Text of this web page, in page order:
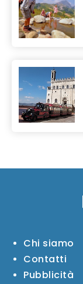
Chi siamo
Contatti
Pubblicità